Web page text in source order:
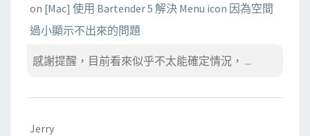
on [Mac] 使用 Bartender 5 解決 Menu icon 因為空間
過小顯示不出來的問題
感謝提醒，目前看來似乎不太能確定情況， ...
Jerry